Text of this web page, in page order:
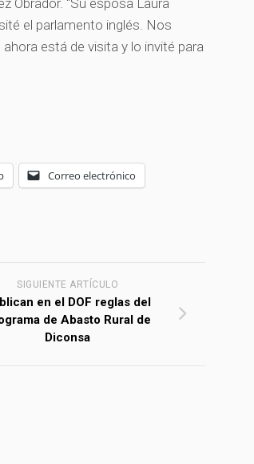
Obrador. “Su esposa Laura
el parlamento inglés. Nos
está de visita y lo invité para
Correo electrónico
SIGUIENTE ARTÍCULO
en el DOF reglas del
de Abasto Rural de
Diconsa